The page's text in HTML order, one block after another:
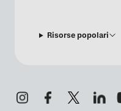
Risorse popolari